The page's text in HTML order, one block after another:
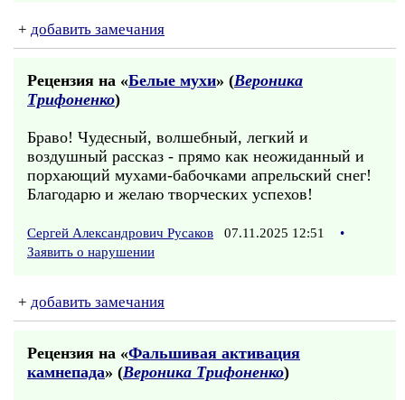
+ добавить замечания
Рецензия на «Белые мухи» (Вероника
Трифоненко)
Браво! Чудесный, волшебный, легкий и
воздушный рассказ - прямо как неожиданный и
порхающий мухами-бабочками апрельский снег!
Благодарю и желаю творческих успехов!
Сергей Александрович Русаков 07.11.2025 12:51
•
Заявить о нарушении
+ добавить замечания
Рецензия на «Фальшивая активация
камнепада» (Вероника Трифоненко)